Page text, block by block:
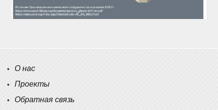
О нас
Проекты
Обратная связь